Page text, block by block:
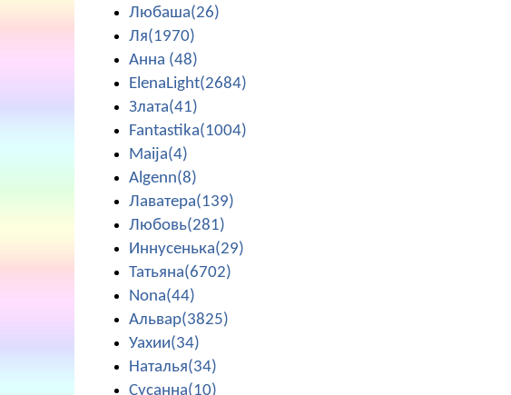
Любаша(26)
Ля(1970)
Анна (48)
ElenaLight(2684)
Злата(41)
Fantastika(1004)
Maija(4)
Algenn(8)
Лаватера(139)
Любовь(281)
Иннусенька(29)
Татьяна(6702)
Nona(44)
Альвар(3825)
Уахии(34)
Наталья(34)
Сусанна(10)